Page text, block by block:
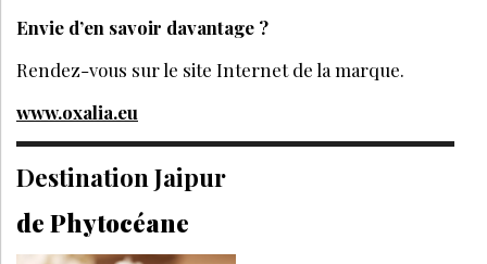
Envie d’en savoir davantage ?
Rendez-vous sur le site Internet de la marque.
www.oxalia.eu
Destination Jaipur
de Phytocéane